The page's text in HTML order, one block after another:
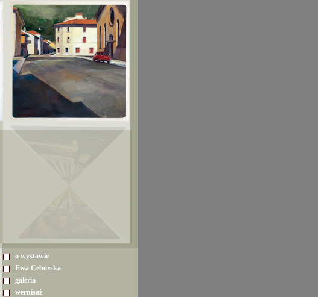
o wystawie
Ewa Ceborska
galeria
wernisaż